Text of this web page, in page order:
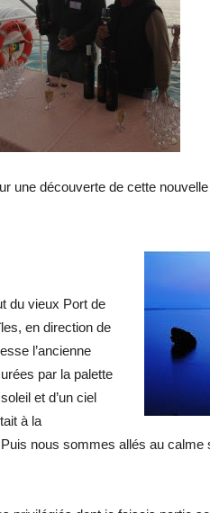
une découverte de cette
du vieux Port de
en direction de
l’ancienne
par la palette
et d’un ciel
à la
nous sommes allés au calme